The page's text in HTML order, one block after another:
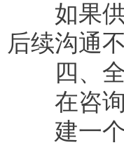
如果供
后续沟通
四、全
在咨询
建一个